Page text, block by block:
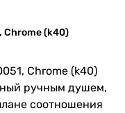
Chrome (k40)
Chrome (k40)
ручным душем,
соотношения